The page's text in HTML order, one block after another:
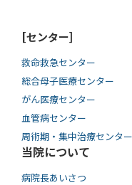
[センター]
救命救急センター
総合母子医療センター
がん医療センター
血管病センター
周術期・集中治療センター
当院について
病院長あいさつ